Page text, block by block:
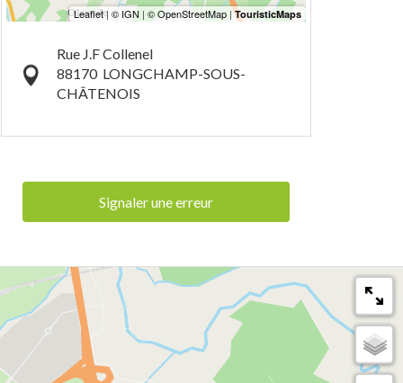
Rue J.F Collenel
88170 LONGCHAMP-SOUS-
CHÂTENOIS
Signaler une erreur